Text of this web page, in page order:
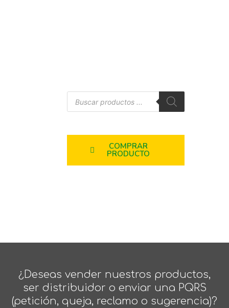
COMPRAR
PRODUCTO
¿Deseas vender nuestros productos,
ser distribuidor o enviar una PQRS
(petición, queja, reclamo o sugerencia)?